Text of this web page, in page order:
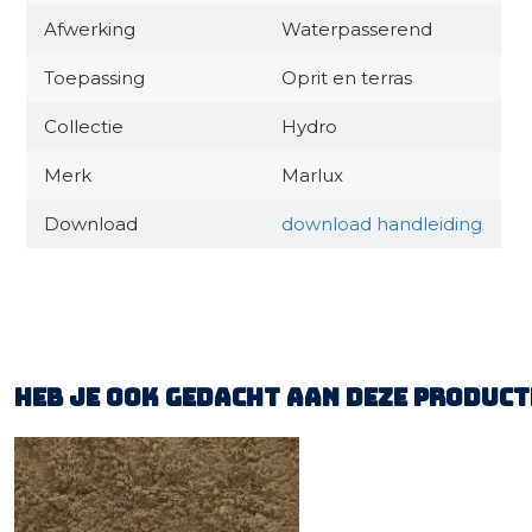
Afwerking Waterpasserend
Toepassing Oprit en terras
Collectie Hydro
Merk Marlux
Download download handleiding
Heb je ook gedacht aan deze